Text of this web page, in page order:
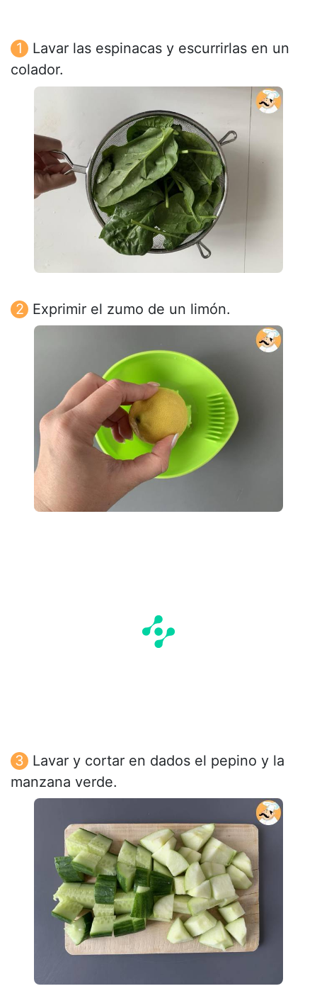
Lavar las espinacas y escurrirlas en un
colador.
Exprimir el zumo de un limón.
Lavar y cortar en dados el pepino y la
manzana verde.